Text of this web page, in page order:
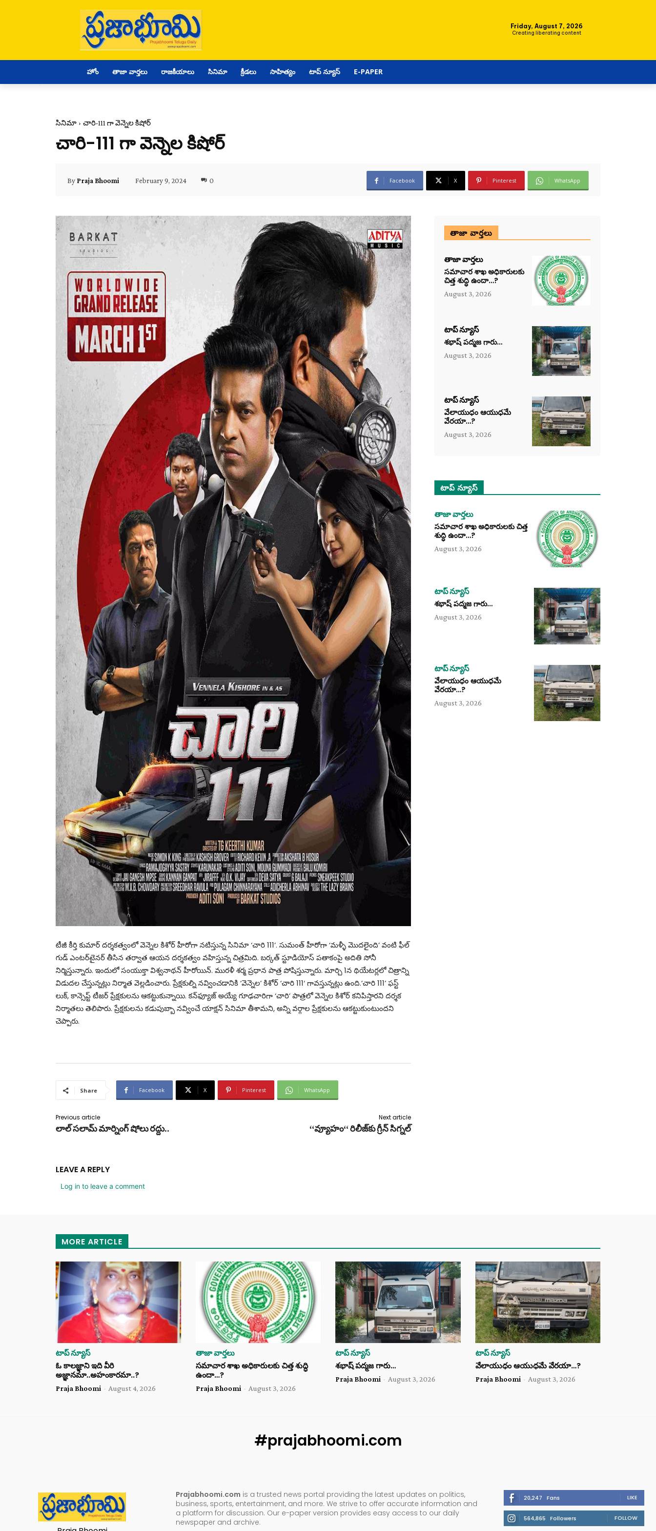
Friday, August 7, 2026
Creating liberating content
హోం తాజా వార్తలు రాజకీయాలు సినిమా క్రీడలు సాహిత్యం టాప్ న్యూస్ E-PAPER
సినిమా చారి-111 గా వెన్నెల కిషోర్
చారి-111 గా వెన్నెల కిషోర్
By Praja Bhoomi February 9, 2024 0 Facebook X Pinterest WhatsApp
టీజీ కీర్తి కుమార్ దర్శకత్వంలో వెన్నెల కిశోర్ హీరోగా నటిస్తున్న సినిమా ‘చారి 111’. సుమంత్ హీరోగా ‘మళ్ళీ మొదలైంది’ వంటి ఫీల్
గుడ్ ఎంటర్‌టైనర్ తీసిన తర్వాత ఆయన దర్శకత్వం వహిస్తున్న చిత్రమిది. బర్కత్ స్టూడియోస్ పతాకంపై అదితి సోనీ
నిర్మిస్తున్నారు. ఇందులో సంయుక్తా విశ్వనాథన్ హీరోయిన్. మురళీ శర్మ ప్రధాన పాత్ర పోషిస్తున్నారు. మార్చి 1న థియేటర్లలో చిత్రాన్ని
విడుదల చేస్తున్నట్లు నిర్మాత వెల్లడించారు. ప్రేక్షకుల్ని నవ్వించడానికి ‘వెన్నెల’ కిశోర్ ‘చారి 111′ గావస్తున్నట్లు ఉంది.’చారి 111’ ఫస్ట్
లుక్, కాన్సెప్ట్ టీజర్ ప్రేక్షకులను ఆకట్టుకున్నాయి. కన్‌ఫ్యూజ్ అయ్యే గూఢచారిగా ‘చారి’ పాత్రలో వెన్నెల కిశోర్ కనిపిస్తారని దర్శక
నిర్మాతలు తెలిపారు. ప్రేక్షకులను కడుపుబ్బా నవ్వించే యాక్షన్ సినిమా తీశామని, అన్ని వర్గాల ప్రేక్షకులను ఆకట్టుకుంటుందని
చెప్పారు.
Share Facebook X Pinterest WhatsApp
Previous article
లాల్ సలామ్ మార్నింగ్ షోలు రద్దు..
Next article
‘‘వ్యూహం‘‘ రిలీజ్‌కు గ్రీన్ సిగ్నల్
LEAVE A REPLY
Log in to leave a comment
తాజా వార్తలు
తాజా వార్తలు
సమాచార శాఖ అధికారులకు
చిత్త శుద్ధి ఉందా…?
August 3, 2026
టాప్ న్యూస్
శభాష్ పద్మజ గారు…
August 3, 2026
టాప్ న్యూస్
వేలాయుధం ఆయుధమే
వేరయా…?
August 3, 2026
టాప్ న్యూస్
తాజా వార్తలు
సమాచార శాఖ అధికారులకు చిత్త
శుద్ధి ఉందా…?
August 3, 2026
టాప్ న్యూస్
శభాష్ పద్మజ గారు…
August 3, 2026
టాప్ న్యూస్
వేలాయుధం ఆయుధమే
వేరయా…?
August 3, 2026
MORE ARTICLE
టాప్ న్యూస్
ఓ కాలజ్ఞాని ఇది వీరి
అజ్ఞానమా..అహంకారమా..?
Praja Bhoomi - August 4, 2026
తాజా వార్తలు
సమాచార శాఖ అధికారులకు చిత్త శుద్ధి
ఉందా…?
Praja Bhoomi - August 3, 2026
టాప్ న్యూస్
శభాష్ పద్మజ గారు…
Praja Bhoomi - August 3, 2026
టాప్ న్యూస్
వేలాయుధం ఆయుధమే వేరయా…?
Praja Bhoomi - August 3, 2026
#prajabhoomi.com
Prajabhoomi.com is a trusted news portal providing the latest updates on politics,
business, sports, entertainment, and more. We strive to offer accurate information and
a platform for discussion. Our e-paper version provides easy access to our daily
newspaper and archive.
20,247 Fans LIKE
564,865 Followers FOLLOW